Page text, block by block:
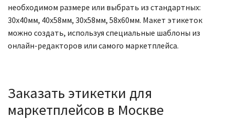
необходимом размере или выбрать из стандартных:
30х40мм, 40х58мм, 30х58мм, 58х60мм. Макет этикеток
можно создать, используя специальные шаблоны из
онлайн-редакторов или самого маркетплейса.
Заказать этикетки для
маркетплейсов в Москве